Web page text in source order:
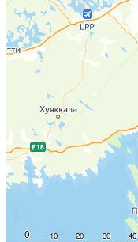
10
0 20 30 40